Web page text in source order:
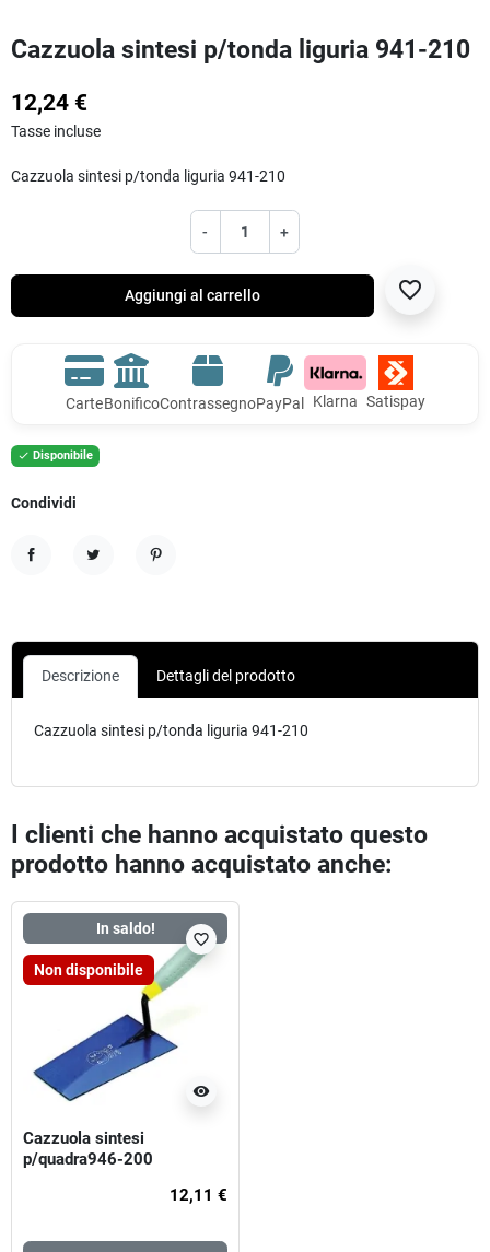
Cazzuola sintesi p/tonda liguria 941-210
12,24 €
Tasse incluse
Cazzuola sintesi p/tonda liguria 941-210
- +
Aggiungi al carrello favorite_border
CarteBonificoContrassegnoPayPal Klarna Satispay
 Disponibile
Condividi
Descrizione Dettagli del prodotto
Cazzuola sintesi p/tonda liguria 941-210
I clienti che hanno acquistato questo
prodotto hanno acquistato anche:
In saldo!
Non disponibile
visibility
favorite_border
Cazzuola sintesi
p/quadra946-200
12,11 €